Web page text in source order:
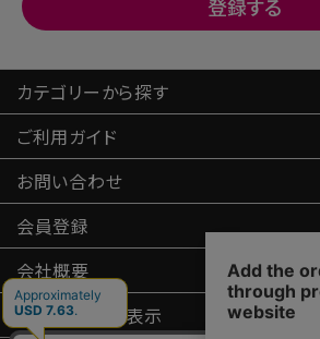
カテゴリーから探す
ご利用ガイド
お問い合わせ
会員登録
会社概要
特定商取引
法表示